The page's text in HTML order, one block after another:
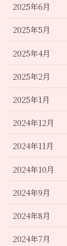
2025年6月
2025年5月
2025年4月
2025年2月
2025年1月
2024年12月
2024年11月
2024年10月
2024年9月
2024年8月
2024年7月